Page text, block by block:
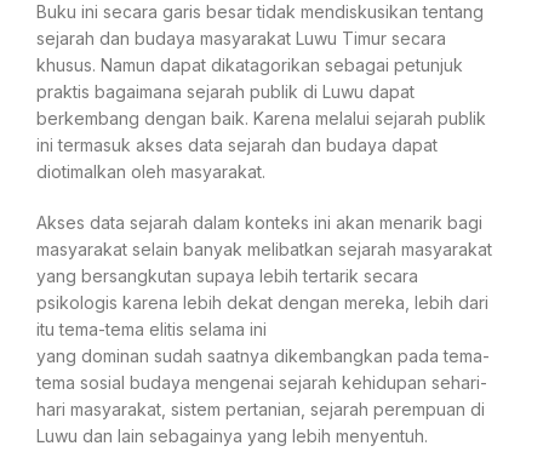
Buku ini secara garis besar tidak mendiskusikan tentang
sejarah dan budaya masyarakat Luwu Timur secara
khusus. Namun dapat dikatagorikan sebagai petunjuk
praktis bagaimana sejarah publik di Luwu dapat
berkembang dengan baik. Karena melalui sejarah publik
ini termasuk akses data sejarah dan budaya dapat
diotimalkan oleh masyarakat.
Akses data sejarah dalam konteks ini akan menarik bagi
masyarakat selain banyak melibatkan sejarah masyarakat
yang bersangkutan supaya lebih tertarik secara
psikologis karena lebih dekat dengan mereka, lebih dari
itu tema-tema elitis selama ini
yang dominan sudah saatnya dikembangkan pada tema-
tema sosial budaya mengenai sejarah kehidupan sehari-
hari masyarakat, sistem pertanian, sejarah perempuan di
Luwu dan lain sebagainya yang lebih menyentuh.